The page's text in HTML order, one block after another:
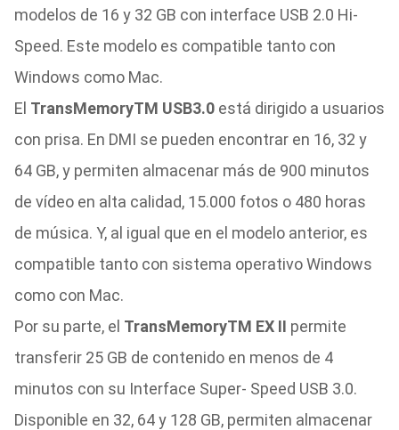
modelos de 16 y 32 GB con interface USB 2.0 Hi-
Speed. Este modelo es compatible tanto con
Windows como Mac.
El TransMemoryTM USB3.0está dirigido a usuarios
con prisa. En DMI se pueden encontrar en 16, 32 y
64 GB, y permiten almacenar más de 900 minutos
de vídeo en alta calidad, 15.000 fotos o 480 horas
de música. Y, al igual que en el modelo anterior, es
compatible tanto con sistema operativo Windows
como con Mac.
Por su parte, el TransMemoryTM EX II permite
transferir 25 GB de contenido en menos de 4
minutos con su Interface Super- Speed USB 3.0.
Disponible en 32, 64 y 128 GB, permiten almacenar